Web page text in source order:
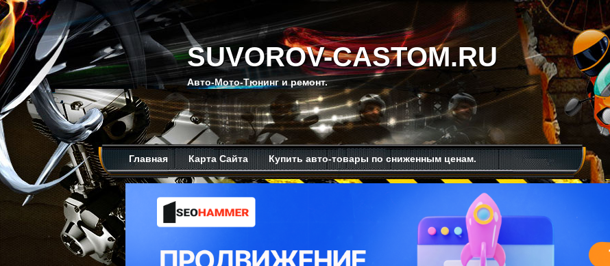
SUVOROV-CASTOM.RU
Авто-Мото-Тюнинг и ремонт.
Главная Карта Сайта
Купить авто-товары по сниженным ценам.
Мой канал на Ютубе.
Обо мне. Рекомендую изучить.